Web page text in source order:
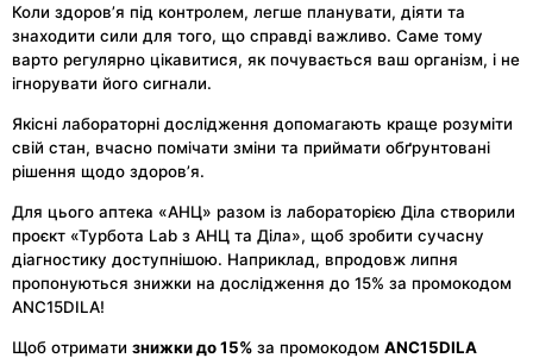
Коли здоров’я під контролем, легше планувати, діяти та
знаходити сили для того, що справді важливо. Саме тому
варто регулярно цікавитися, як почувається ваш організм, і не
ігнорувати його сигнали.
Якісні лабораторні дослідження допомагають краще розуміти
свій стан, вчасно помічати зміни та приймати обґрунтовані
рішення щодо здоров’я.
Для цього аптека «АНЦ» разом із лабораторією Діла створили
проєкт «Турбота Lab з АНЦ та Діла», щоб зробити сучасну
діагностику доступнішою. Наприклад, впродовж липня
пропонуються знижки на дослідження до 15% за промокодом
ANC15DILA!
Щоб отримати знижки до 15% за промокодом ANC15DILA